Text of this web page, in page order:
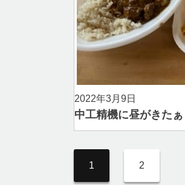
2022年3月9日
中工精機に昼がきたぁ
1 2